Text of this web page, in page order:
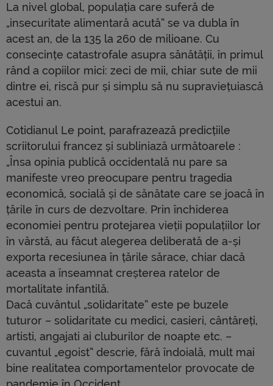
La nivel global, populația care suferă de
„insecuritate alimentară acută” se va dubla în
acest an, de la 135 la 260 de milioane. Cu
consecințe catastrofale asupra sănătății, în primul
rând a copiilor mici: zeci de mii, chiar sute de mii
dintre ei, riscă pur și simplu să nu supraviețuiască
acestui an.
Cotidianul Le point, parafrazează predicțiile
scriitorului francez și subliniază următoarele :
„Însa opinia publică occidentală nu pare sa
manifeste vreo preocupare pentru tragedia
economică, socială și de sănătate care se joacă în
țările în curs de dezvoltare. Prin închiderea
economiei pentru protejarea vieții populațiilor lor
în vârstă, au făcut alegerea deliberată de a-și
exporta recesiunea în țările sărace, chiar dacă
aceasta a înseamnat creșterea ratelor de
mortalitate infantilă.
Dacă cuvântul „solidaritate” este pe buzele
tuturor – solidaritate cu medici, casieri, cântăreți,
artisti, angajati ai cluburilor de noapte etc. –
cuvantul „egoist” descrie, fără îndoială, mult mai
bine realitatea comportamentelor provocate de